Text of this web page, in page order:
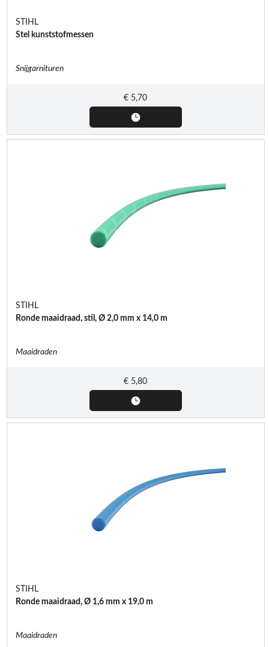
STIHL
Stel kunststofmessen
Snijgarnituren
€ 5,70
STIHL
Ronde maaidraad, stil, Ø 2,0 mm x 14,0 m
Maaidraden
€ 5,80
STIHL
Ronde maaidraad, Ø 1,6 mm x 19,0 m
Maaidraden